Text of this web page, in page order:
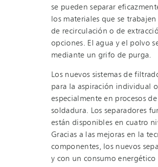
se pueden separar
los materiales que se
de recirculación o de
opciones. El agua y el polvo
mediante un grifo de purga.
Los nuevos sistemas de
para la aspiración individual
especialmente en procesos
soldadura. Los separadores
están disponibles en cuatro
Gracias a las mejoras en la
componentes, los nuevos
y con un consumo